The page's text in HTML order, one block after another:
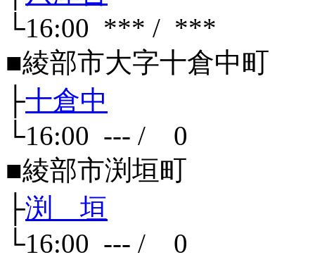
└16:00 *** / ***
■綾部市大字十倉中町
├十倉中
└16:00 --- / 0
■綾部市渕垣町
├渕 垣
└16:00 --- / 0